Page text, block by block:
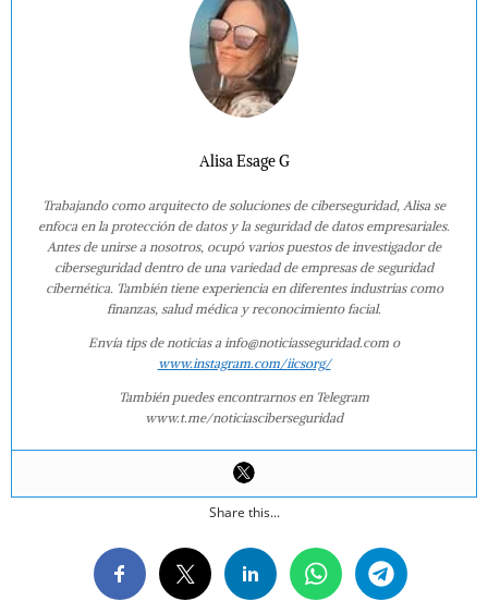
Alisa Esage G
Trabajando como arquitecto de soluciones de ciberseguridad, Alisa se
enfoca en la protección de datos y la seguridad de datos empresariales.
Antes de unirse a nosotros, ocupó varios puestos de investigador de
ciberseguridad dentro de una variedad de empresas de seguridad
cibernética. También tiene experiencia en diferentes industrias como
finanzas, salud médica y reconocimiento facial.
Envía tips de noticias a info@noticiasseguridad.com o
www.instagram.com/iicsorg/
También puedes encontrarnos en Telegram
www.t.me/noticiasciberseguridad
Share this...